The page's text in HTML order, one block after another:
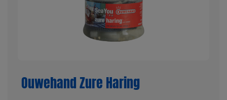
Ouwehand Zure Haring